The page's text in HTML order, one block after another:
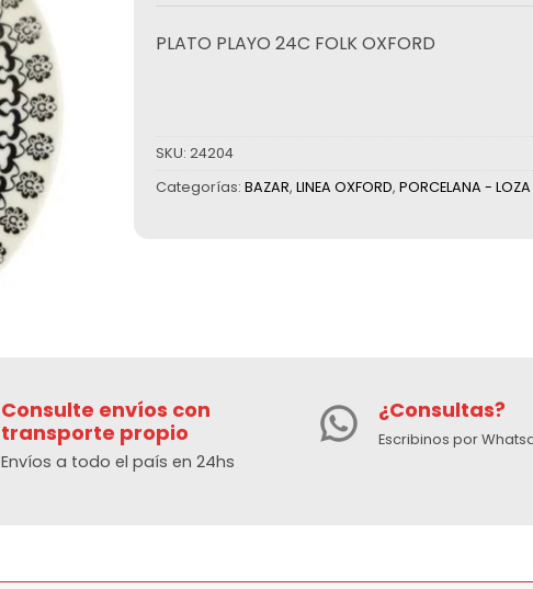
PLATO PLAYO 24C FOLK OXFORD
SKU: 24204
Categorías: BAZAR, LINEA OXFORD, PORCELANA -
Consulte envíos con
transporte propio
Envíos a todo el país en 24hs
¿Consultas?
Escribinos por